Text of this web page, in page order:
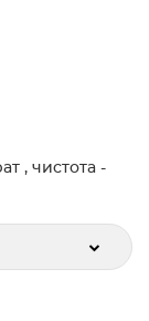
, чистота -